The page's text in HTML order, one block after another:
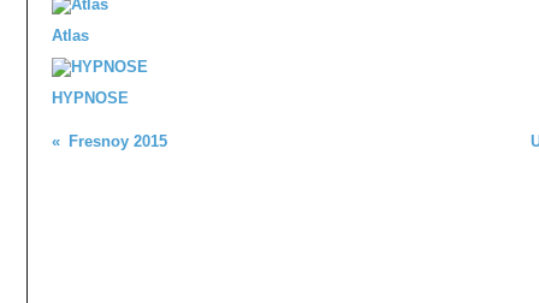
Atlas
HYPNOSE
Fresnoy 2015